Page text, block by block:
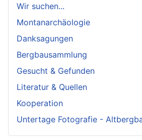
Wir suchen...
Montanarchäologie
Danksagungen
Bergbausammlung
Gesucht & Gefunden
Literatur & Quellen
Kooperation
Untertage Fotografie -